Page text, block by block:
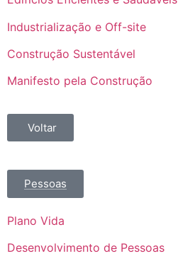
Industrialização e Off-site
Construção Sustentável
Manifesto pela Construção
Voltar
Pessoas
Plano Vida
Desenvolvimento de Pessoas